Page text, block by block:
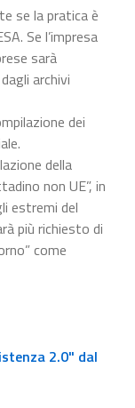
se la pratica è
Se l’impresa
sarà
archivi
dei
della
non UE”, in
estremi del
più richiesto di
come
2.0" dal